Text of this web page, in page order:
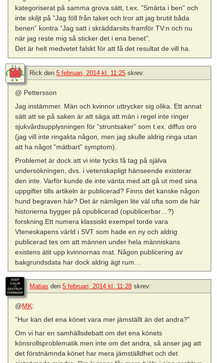
kategoriserat på samma grova sätt, t.ex. ”Smärta i ben” och
inte skiljt på ”Jag föll från taket och tror att jag brutit båda
benen” kontra ”Jag satt i skräddarsits framför TV:n och nu
när jag reste mig så sticker det i ena benet”.
Det är helt medvetet falskt för att få det resultat de vill ha.
Rick den 5 februari, 2014 kl. 11:25 skrev:
@ Pettersson
Jag instämmer. Män och kvinnor uttrycker sig olika. Ett annat
sätt att se på saken är att säga att män i regel inte ringer
sjukvårdsupplysningen för ”struntsaker” som t.ex. diffus oro
(jag vill inte ringakta någon, men jag skulle aldrig ringa utan
att ha något ”mätbart” symptom).
Problemet är dock att vi inte tycks få tag på själva
undersökningen, dvs. i vetenskapligt hänseende existerar
den inte. Varför kunde de inte vänta med att gå ut med sina
uppgifter tills artikeln är publicerad? Finns det kanske någon
hund begraven här? Det är nämligen lite väl ofta som de här
historierna bygger på opublicerad (opublicerbar…?)
forskning.Ett numera klassiskt exempel torde vara
Vteneskapens värld i SVT som hade en ny och aldrig
publicerad tes om att männen under hela människans
existens ätit upp kvinnornas mat. Någon publicering av
bakgrundsdata har dock aldrig ägt rum…
Matias den 5 februari, 2014 kl. 11:28 skrev:
@MK:
”Hur kan det ena könet vara mer jämställt än det andra?”
Om vi har en samhällsdebatt om det ena könets
könsrollsproblematik men inte om det andra, så anser jag att
det förstnämnda könet har mera jämställdhet och det